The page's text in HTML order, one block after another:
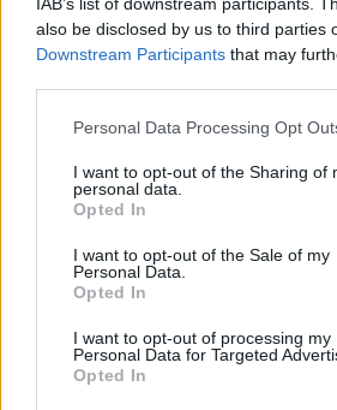
also be disclosed by us to third parties
Downstream Participants that may
Personal Data Processing Opt
I want to opt-out of the Sharing of
personal data.
Opted In
I want to opt-out of the Sale of my
Personal Data.
Opted In
I want to opt-out of processing my
Personal Data for Targeted
Opted In